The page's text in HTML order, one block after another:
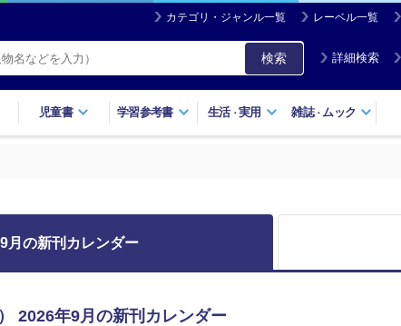
カテゴリ・ジャンル一覧 レーベル一覧
検索 詳細検索
児童書 学習参考書 生活・実用 雑誌・ ムック
月の新刊カレンダー
2026年9月の新刊カレンダー